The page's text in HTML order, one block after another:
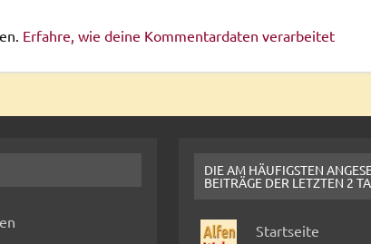
Erfahre, wie deine Kommentardaten verarbeitet
DIE AM HÄUFIGSTEN
BEITRÄGE DER LETZTEN 2
Startseite